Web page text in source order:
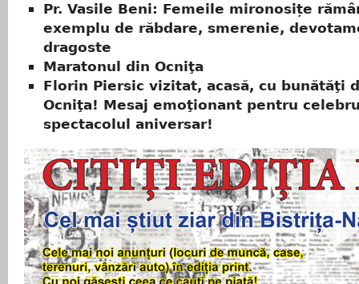
Pr. Vasile Beni: Femeile mironosițe
exemplu de răbdare, smerenie,
dragoste
Maratonul din Ocniţa
Florin Piersic vizitat, acasă, cu bunătăţi
Ocniţa! Mesaj emoţionant pentru
spectacolul aniversar!